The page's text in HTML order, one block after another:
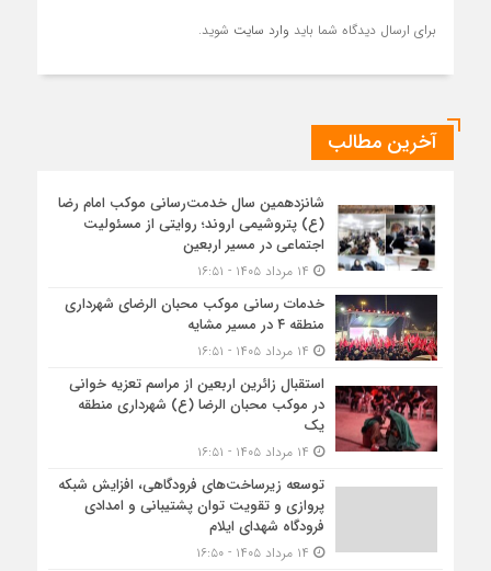
برای ارسال دیدگاه شما باید وارد سایت شوید.
آخرین مطالب
شانزدهمین سال خدمت‌رسانی موکب امام رضا
(ع) پتروشیمی اروند؛ روایتی از مسئولیت
اجتماعی در مسیر اربعین
خدمات رسانی موکب محبان الرضای شهرداری
منطقه ۴ در مسیر مشایه
استقبال زائرین اربعین از مراسم تعزیه خوانی
در موکب محبان الرضا (ع) شهرداری منطقه
یک
توسعه زیرساخت‌های فرودگاهی، افزایش شبکه
پروازی و تقویت توان پشتیبانی و امدادی
فرودگاه شهدای ایلام